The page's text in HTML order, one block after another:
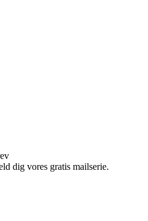
dig vores gratis mailserie.